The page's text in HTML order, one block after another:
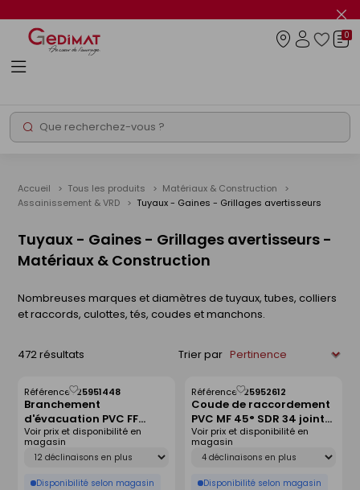
le
info
Rechercher
0
Accueil Tous les produits
Matériaux & Construction
Assainissement & VRD
Tuyaux - Gaines - Grillages avertisseurs
Tuyaux - Gaines - Grillages avertisseurs -
Matériaux & Construction
Nombreuses marques et diamètres de tuyaux, tubes, colliers
et raccords, culottes, tés, coudes et manchons.
472 résultats Trier par
Branchement
d'évacuation PVC FF
87°30 SDR 41 joint monté
- D250x160
Référence :25951448
Déclinaison
Disponibilité selon magasin
Voir prix et disponibilité en
magasin
Enregistrer
comme
liste
Coude de raccordement
PVC MF 45° SDR 34 joint
monté - D250
Référence :25952612
Déclinaison
Disponibilité selon magasin
Voir prix et disponibilité en
magasin
Enregistrer
comme
liste